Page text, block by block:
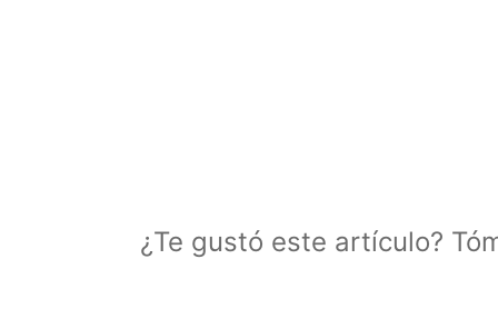
¿Te gustó este artículo?